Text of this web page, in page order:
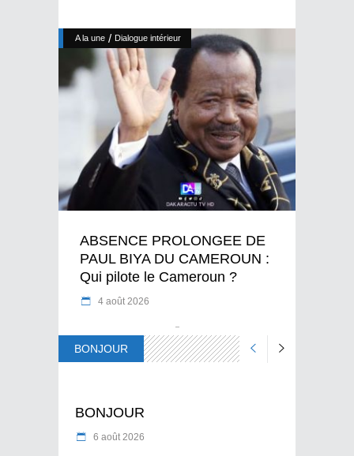
A la une / Dialogue intérieur
ABSENCE PROLONGEE DE
PAUL BIYA DU CAMEROUN :
Qui pilote le Cameroun ?
4 août 2026
BONJOUR
BONJOUR
6 août 2026